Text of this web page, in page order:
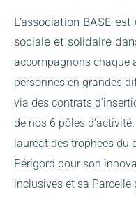
L’association BASE
sociale et solidaire
accompagnons chaque
personnes en grandes
via des contrats
de nos 6 pôles d’activité.
lauréat des trophées du
Périgord pour son
inclusives et sa Parcelle